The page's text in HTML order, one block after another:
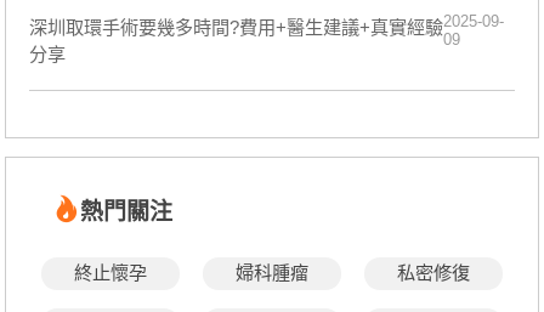
深圳取環手術要幾多時間?費用+醫生建議+真實經驗
分享
2025-09-
09
熱門關注
終止懷孕 婦科腫瘤 私密修復